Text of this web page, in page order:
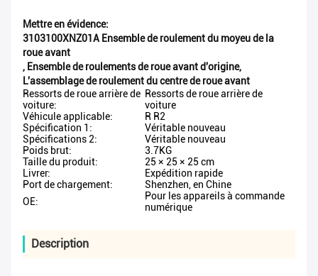
Mettre en évidence:
3103100XNZ01A Ensemble de roulement du moyeu de la
roue avant
, Ensemble de roulements de roue avant d'origine,
L'assemblage de roulement du centre de roue avant
Ressorts de roue arrière de
voiture:
Ressorts de roue arrière de
voiture
Véhicule applicable:
R R2
Spécification 1:
Véritable nouveau
Spécifications 2:
Véritable nouveau
Poids brut:
3.7KG
Taille du produit:
25 × 25 × 25 cm
Livrer:
Expédition rapide
Port de chargement:
Shenzhen, en Chine
OE:
Pour les appareils à commande
numérique
Description